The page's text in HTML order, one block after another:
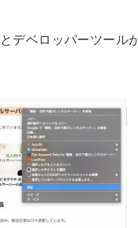
デベロッパーツール